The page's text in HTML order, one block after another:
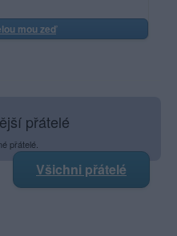
mou zeď
přátelé
přátelé.
Všichni přátelé